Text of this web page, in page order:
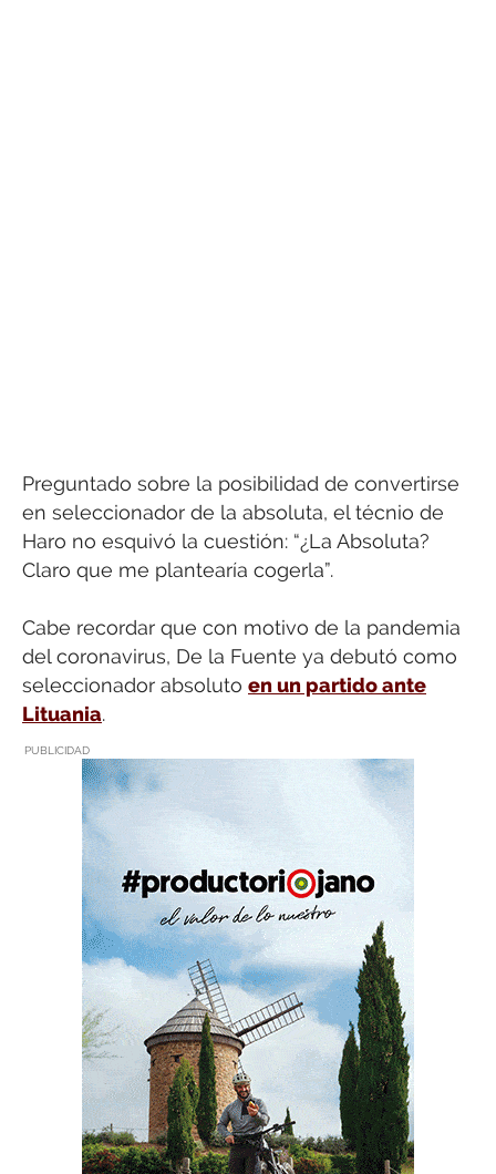
Preguntado sobre la posibilidad de convertirse
en seleccionador de la absoluta, el técnio de
Haro no esquivó la cuestión: “¿La Absoluta?
Claro que me plantearía cogerla”.
Cabe recordar que con motivo de la pandemia
del coronavirus, De la Fuente ya debutó como
seleccionador absoluto en un partido ante
Lituania.
PUBLICIDAD